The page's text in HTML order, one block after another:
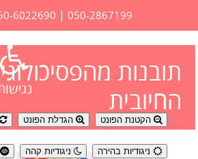
050-2867199
|
6022690
הקטנת הפונט הגדלת הפונט
ניגודיות בהירה ניגודיות קהה
תובנות
החיובית